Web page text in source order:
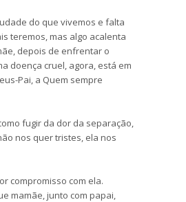
do que vivemos e falta
teremos, mas algo acalenta
depois de enfrentar o
doença cruel, agora, está em
Pai, a Quem sempre
fugir da dor da separação,
nos quer tristes, ela nos
compromisso com ela.
mamãe, junto com papai,